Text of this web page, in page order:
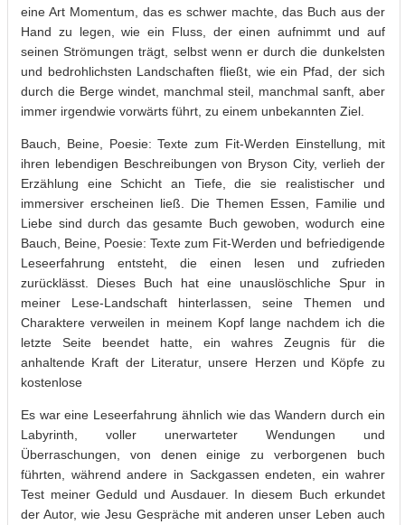
eine Art Momentum, das es schwer machte, das Buch aus der
Hand zu legen, wie ein Fluss, der einen aufnimmt und auf
seinen Strömungen trägt, selbst wenn er durch die dunkelsten
und bedrohlichsten Landschaften fließt, wie ein Pfad, der sich
durch die Berge windet, manchmal steil, manchmal sanft, aber
immer irgendwie vorwärts führt, zu einem unbekannten Ziel.
Bauch, Beine, Poesie: Texte zum Fit-Werden Einstellung, mit
ihren lebendigen Beschreibungen von Bryson City, verlieh der
Erzählung eine Schicht an Tiefe, die sie realistischer und
immersiver erscheinen ließ. Die Themen Essen, Familie und
Liebe sind durch das gesamte Buch gewoben, wodurch eine
Bauch, Beine, Poesie: Texte zum Fit-Werden und befriedigende
Leseerfahrung entsteht, die einen lesen und zufrieden
zurücklässt. Dieses Buch hat eine unauslöschliche Spur in
meiner Lese-Landschaft hinterlassen, seine Themen und
Charaktere verweilen in meinem Kopf lange nachdem ich die
letzte Seite beendet hatte, ein wahres Zeugnis für die
anhaltende Kraft der Literatur, unsere Herzen und Köpfe zu
kostenlose
Es war eine Leseerfahrung ähnlich wie das Wandern durch ein
Labyrinth, voller unerwarteter Wendungen und
Überraschungen, von denen einige zu verborgenen buch
führten, während andere in Sackgassen endeten, ein wahrer
Test meiner Geduld und Ausdauer. In diesem Buch erkundet
der Autor, wie Jesu Gespräche mit anderen unser Leben auch